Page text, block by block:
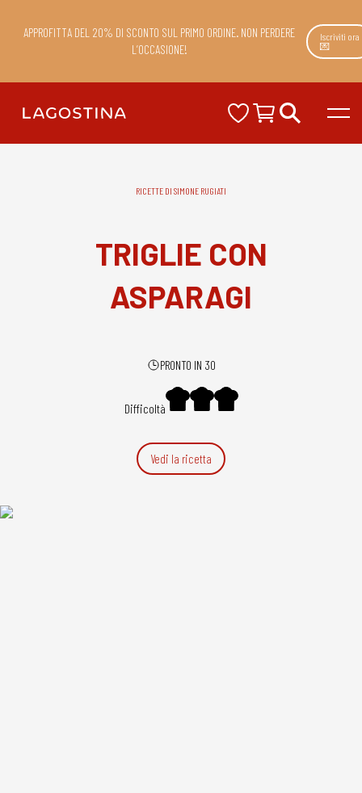
APPROFITTA DEL 20% DI SCONTO SUL PRIMO ORDINE. NON PERDERE
L’OCCASIONE!
Iscriviti ora
💌
RICETTE DI SIMONE RUGIATI
TRIGLIE CON
ASPARAGI
PRONTO IN 30
Difficoltà
Vedi la ricetta